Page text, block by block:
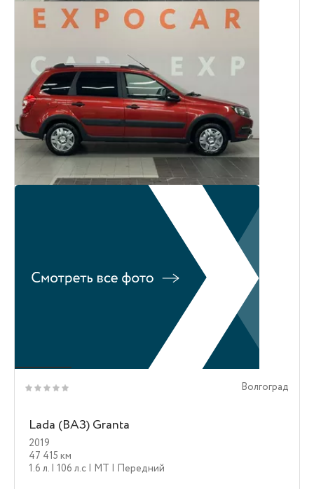
Волгоград
Lada (ВАЗ) Granta
2019
47 415 км
1.6 л. | 106 л.c | MT | Передний